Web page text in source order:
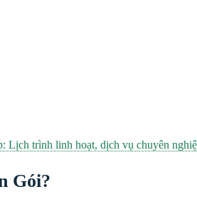
Lịch trình linh hoạt, dịch vụ chuyên
Gói?